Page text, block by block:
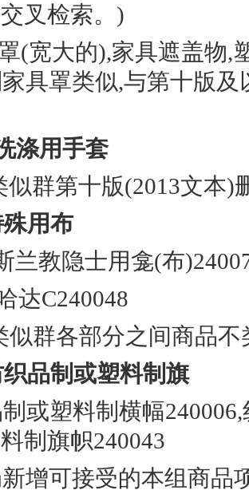
叉检索。 )
(宽大的),家具遮盖物,
具罩类似,与第十版及
涤用手套
似群第十版(2013文本)
殊用布
兰教隐士用龛(布
达C240048
似群各部分之间商品不
织品制或塑料制旗
或塑料制横幅
料制旗帜240043
增可接受的本组商品